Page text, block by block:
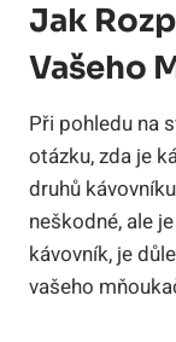
Jak
Vašeho
Při pohledu na
otázku, zda je
druhů
neškodné, ale
kávovník, je
vašeho